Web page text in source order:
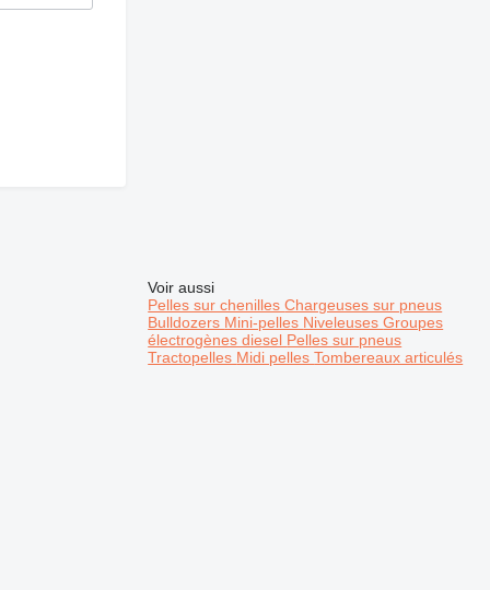
Voir aussi
Pelles sur chenillesChargeuses sur pneus
Bulldozers Mini-pelles NiveleusesGroupes
électrogènes diesel Pelles sur pneus
Tractopelles Midi pellesTombereaux articulés